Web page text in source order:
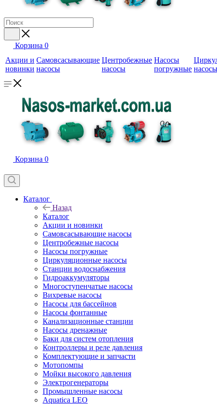
Корзина 0
Акции и
новинки
Самовсасывающие
насосы
Центробежные
насосы
Насосы
погружные насосы
Корзина 0
Каталог
Назад
Каталог
Акции и новинки
Самовсасывающие насосы
Центробежные насосы
Насосы погружные
Циркуляционные насосы
Станции водоснабжения
Гидроаккумуляторы
Многоступенчатые насосы
Вихревые насосы
Насосы для бассейнов
Насосы фонтанные
Канализационные станции
Насосы дренажные
Баки для систем отопления
Контроллеры и реле давления
Комплектующие и запчасти
Мотопомпы
Мойки высокого давления
Электрогенераторы
Промышленные насосы
Aquatica LEO